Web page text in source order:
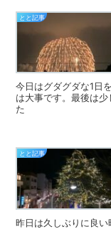
とと記事
今日はグダグダな1日
は大事です。最後は
た
とと記事
昨日は久しぶりに良い